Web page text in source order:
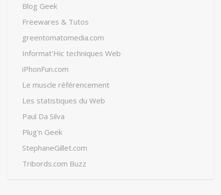
Blog Geek
Freewares & Tutos
greentomatomedia.com
Informat'Hic techniques Web
iPhonFun.com
Le muscle référencement
Les statistiques du Web
Paul Da Silva
Plug'n Geek
StephaneGillet.com
Tribords.com Buzz